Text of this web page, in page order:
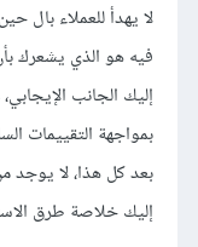
لا يهدأ للعملاء بال
فيه هو الذي يشعرك
إليك الجانب
بمواجهة التقييمات
بعد كل هذا، لا يوجد
إليك خلاصة طرق